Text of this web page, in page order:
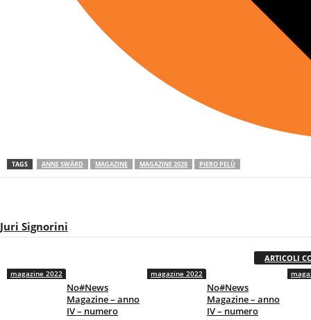
TAGS ANNE SWÄRD MAGAZINE MAGAZINE 2020 PIERO PELÙ
Juri Signorini
ARTICOLI
magazine 2022
No#News
Magazine – anno
IV – numero
magazine 2022
No#News
Magazine – anno
IV – numero